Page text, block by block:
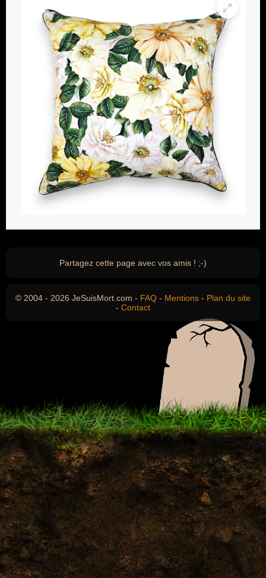
Partagez cette page avec vos amis ! ;-)
© 2004 - 2026 JeSuisMort.com - FAQ - Mentions - Plan du site
- Contact